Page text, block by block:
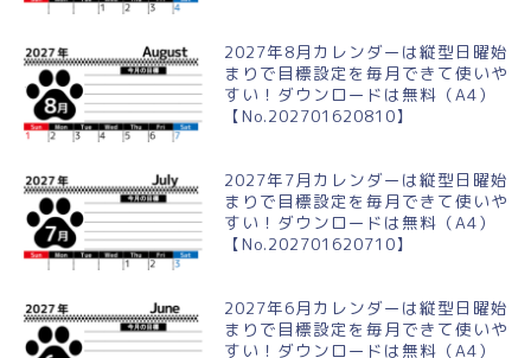
2027年8月カレンダーは縦型日曜始
まりで目標設定を毎月できて使いや
すい！ダウンロードは無料（A4）
【No.202701620810】
2027年7月カレンダーは縦型日曜始
まりで目標設定を毎月できて使いや
すい！ダウンロードは無料（A4）
【No.202701620710】
2027年6月カレンダーは縦型日曜始
まりで目標設定を毎月できて使いや
すい！ダウンロードは無料（A4）